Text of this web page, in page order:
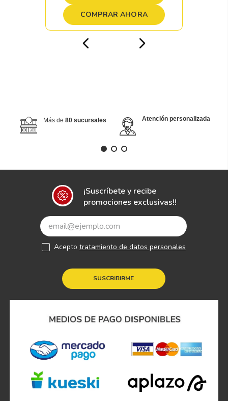
COMPRAR AHORA
Más de 80 sucursales Atención personalizada
¡Suscríbete y recibe
promociones exclusivas!!
SUSCRIBIRME
Acepto tratamiento de datos personales